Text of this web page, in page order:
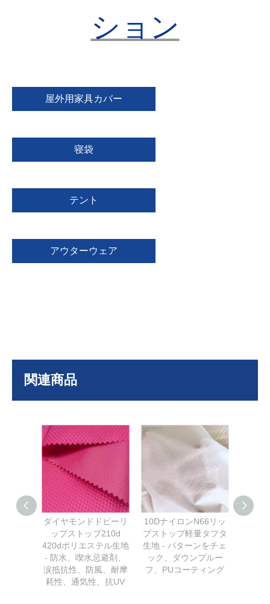
ション
屋外用家具カバー
寝袋
テント
アウターウェア
関連商品
ダイヤモンドドビーリ
ップストップ210d
420dポリエステル生地
- 防水、喫水忌避剤、
涙抵抗性、防風、耐摩
耗性、通気性、抗UV
10DナイロンN66リッ
プストップ軽量タフタ
生地 - パターンをチェ
ック、ダウンプルー
フ、PUコーティング